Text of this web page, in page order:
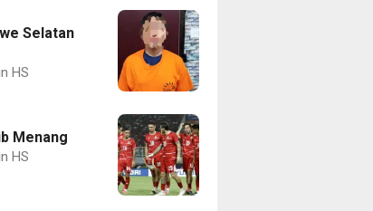
Selatan
HS
Menang
HS